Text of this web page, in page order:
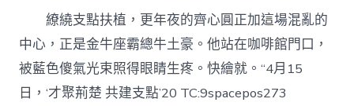
繚繞支點扶植，更年夜的齊心圓正加這場混亂的
中心，正是金牛座霸總牛土豪。他站在咖啡館門口，
被藍色傻氣光束照得眼睛生疼。快繪就。“4月15
日，‘才聚荊楚 共建支點’20 TC:9spacepos273